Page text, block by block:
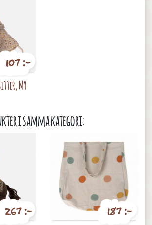
107 :-
MY
i samma kategori:
267 :- 187 :-